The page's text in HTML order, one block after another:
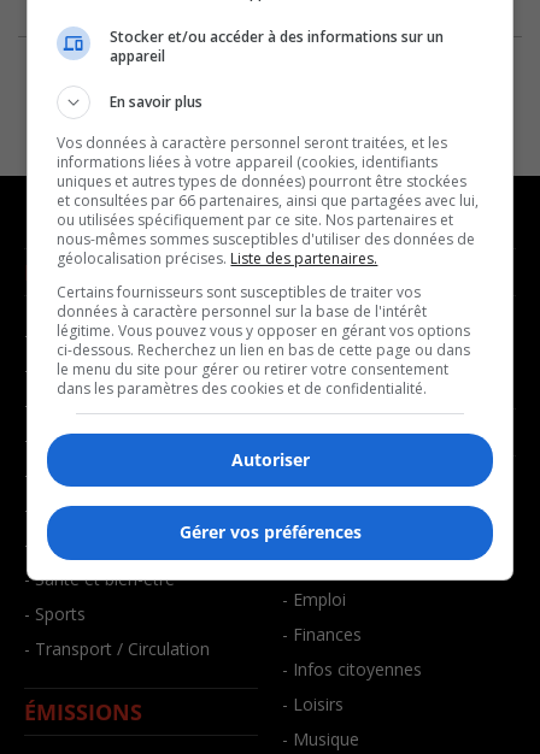
NOUVELLES
- Affaires municipales
- Communauté / Social
- Culture
- Économie
- Éducation
- Environnement
- Faits divers
- Santé et bien-être
- Sports
- Transport / Circulation
ÉMISSIONS
MUSIQUE
- Décompte franco
- Joué récemment
BALADOS
- Art de vivre
- Bien-être
- Emploi
- Finances
- Infos citoyennes
- Loisirs
- Musique
Stocker et/ou accéder à des informations sur un
appareil
En savoir plus
Vos données à caractère personnel seront traitées, et les
informations liées à votre appareil (cookies, identifiants
uniques et autres types de données) pourront être stockées
et consultées par 66 partenaires, ainsi que partagées avec lui,
ou utilisées spécifiquement par ce site. Nos partenaires et
nous-mêmes sommes susceptibles d'utiliser des données de
géolocalisation précises. Liste des partenaires.
Certains fournisseurs sont susceptibles de traiter vos
données à caractère personnel sur la base de l'intérêt
légitime. Vous pouvez vous y opposer en gérant vos options
ci-dessous. Recherchez un lien en bas de cette page ou dans
le menu du site pour gérer ou retirer votre consentement
dans les paramètres des cookies et de confidentialité.
Autoriser
Gérer vos préférences